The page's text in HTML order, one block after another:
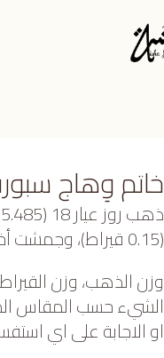
خاتم وِهاج
(0.15 قيراط)، وجمشت أخضر (0.54 جرام) تقريبًا.
وزن الذهب، وزن
الشيء حسب المقاس
او الاجابة على اي